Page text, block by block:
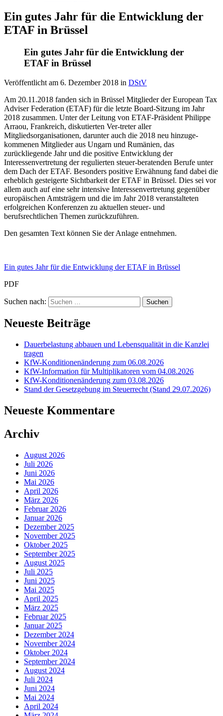
Ein gutes Jahr für die Entwicklung der
ETAF in Brüssel
Ein gutes Jahr für die Entwicklung der
ETAF in Brüssel
Veröffentlicht am 6. Dezember 2018 in DStV
Am 20.11.2018 fanden sich in Brüssel Mitglieder der European Tax
Adviser Federation (ETAF) für die letzte Board-Sitzung im Jahr
2018 zusammen. Unter der Leitung von ETAF-Präsident Philippe
Arraou, Frankreich, diskutierten Ver-treter aller
Mitgliedsorganisationen, darunter auch die 2018 neu hinzuge-
kommenen Mitglieder aus Ungarn und Rumänien, das
zurückliegende Jahr und die positive Entwicklung der
Interessenvertretung der regulierten steuer-beratenden Berufe unter
dem Dach der ETAF. Besonders positive Erwähnung fand dabei die
erheblich gesteigerte Sichtbarkeit der ETAF in Brüssel. Dies sei vor
allem auch auf eine sehr intensive Interessenvertretung gegenüber
europäischen Amtsträgern und die im Jahr 2018 veranstalteten
erfolgreichen Konferenzen zu aktuellen steuer- und
berufsrechtlichen Themen zurückzuführen.
Den gesamten Text können Sie der Anlage entnehmen.
Ein gutes Jahr für die Entwicklung der ETAF in Brüssel
PDF
Suchen nach:
Neueste Beiträge
Dauerbelastung abbauen und Lebensqualität in die Kanzlei
tragen
KfW-Konditionenänderung zum 06.08.2026
KfW-Information für Multiplikatoren vom 04.08.2026
KfW-Konditionenänderung zum 03.08.2026
Stand der Gesetzgebung im Steuerrecht (Stand 29.07.2026)
Neueste Kommentare
Archiv
August 2026
Juli 2026
Juni 2026
Mai 2026
April 2026
März 2026
Februar 2026
Januar 2026
Dezember 2025
November 2025
Oktober 2025
September 2025
August 2025
Juli 2025
Juni 2025
Mai 2025
April 2025
März 2025
Februar 2025
Januar 2025
Dezember 2024
November 2024
Oktober 2024
September 2024
August 2024
Juli 2024
Juni 2024
Mai 2024
April 2024